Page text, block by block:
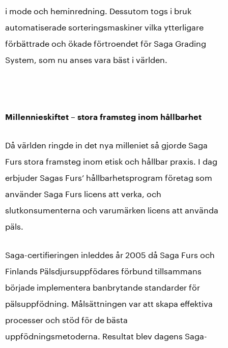
i mode och heminredning. Dessutom togs i bruk
automatiserade sorteringsmaskiner vilka ytterligare
förbättrade och ökade förtroendet för Saga Grading
System, som nu anses vara bäst i världen.
Millennieskiftet – stora framsteg inom hållbarhet
Då världen ringde in det nya milleniet så gjorde Saga
Furs stora framsteg inom etisk och hållbar praxis. I dag
erbjuder Sagas Furs’ hållbarhetsprogram företag som
använder Saga Furs licens att verka, och
slutkonsumenterna och varumärken licens att använda
päls.
Saga-certifieringen inleddes år 2005 då Saga Furs och
Finlands Pälsdjursuppfödares förbund tillsammans
började implementera banbrytande standarder för
pälsuppfödning. Målsättningen var att skapa effektiva
processer och stöd för de bästa
uppfödningsmetoderna. Resultat blev dagens Saga-